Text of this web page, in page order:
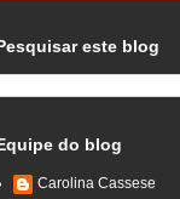
este blog
do blog
Carolina Cassese